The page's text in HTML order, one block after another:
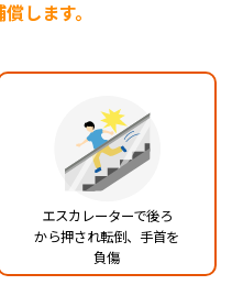
します。
エスカレーターで後ろ
から押され転倒、手首を
負傷